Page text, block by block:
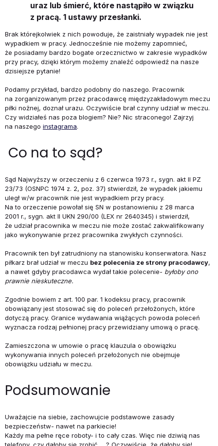
uraz lub śmierć, które nastąpiło w związku
z pracą. 1 ustawy przesłanki.
Brak którejkolwiek z nich powoduje, że zaistniały wypadek nie jest
wypadkiem w pracy. Jednocześnie nie możemy zapomnieć,
że posiadamy bardzo bogate orzecznictwo w zakresie wypadków
przy pracy, dzięki którym możemy znaleźć odpowiedź na nasze
dzisiejsze pytanie!
Podamy przykład, bardzo podobny do naszego. Pracownik
na zorganizowanym przez pracodawcę międzyzakładowym meczu
piłki nożnej, doznał urazu. Oczywiście brał czynny udział w meczu.
Czy widziałeś nas poza blogiem? Nie? Nic straconego! Zajrzyj
na naszego instagrama.
Co na to sąd?
Sąd Najwyższy w orzeczeniu z 6 czerwca 1973 r., sygn. akt II PZ
23/73 (OSNPC 1974 z. 2, poz. 37) stwierdził, że wypadek jakiemu
uległ w/w pracownik nie jest wypadkiem przy pracy.
Na to orzeczenie powołał się SN w postanowieniu z 28 marca
2001 r., sygn. akt II UKN 290/00 (LEX nr 2640345) i stwierdził,
że udział pracownika w meczu nie może zostać zakwalifikowany
jako wykonywanie przez pracownika zwykłych czynności.
Pracownik ten był zatrudniony na stanowisku konserwatora. Nasz
piłkarz brał udział w meczu bez polecenia ze strony pracodawcy,
a nawet gdyby pracodawca wydał takie polecenie- byłoby ono
prawnie nieskuteczne.
Zgodnie bowiem z art. 100 par. 1 kodeksu pracy, pracownik
obowiązany jest stosować się do poleceń przełożonych, które
dotyczą pracy. Granice wydawania wiążących powoda poleceń
wyznacza rodzaj pełnionej pracy przewidziany umową o pracę.
Zamieszczona w umowie o pracę klauzula o obowiązku
wykonywania innych poleceń przełożonych nie obejmuje
obowiązku udziału w meczu.
Podsumowanie
Uważajcie na siebie, zachowujcie podstawowe zasady
bezpieczeństw- nawet na parkiecie!
Każdy ma pełne ręce roboty- i to cały czas. Więc nie dziwią nas